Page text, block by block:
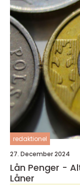
redaktionel
27. December 2024
Lån Penger -
Låner